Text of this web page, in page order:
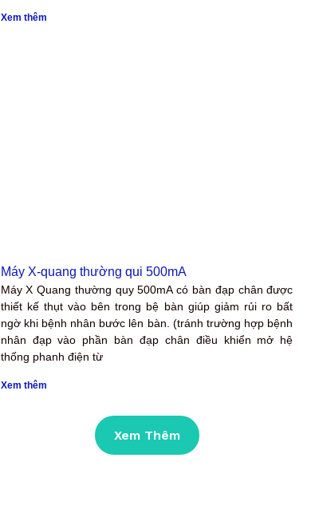
Xem thêm
Máy X-quang thường qui 500mA
Máy X Quang thường quy 500mA có bàn đạp chân được
thiết kế thụt vào bên trong bệ bàn giúp giảm rủi ro bất
ngờ khi bệnh nhân bước lên bàn. (tránh trường hợp bệnh
nhân đạp vào phần bàn đạp chân điều khiển mở hệ
thống phanh điện từ
Xem thêm
Xem Thêm